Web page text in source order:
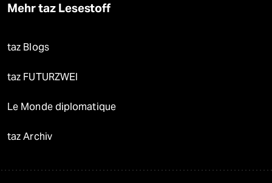
Mehr taz Lesestoff
taz Blogs
taz FUTURZWEI
Le Monde diplomatique
taz Archiv